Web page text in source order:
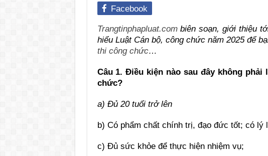
Facebook
Trangtinphapluat.combiên soạn, giới thiệu
hiểu Luật Cán bộ, công chức năm 2025 để
thi công chức…
Câu 1. Điều kiện nào sau đây không
chức?
a) Đủ 20 tuổi trở lên
b) Có phẩm chất chính trị, đạo đức tốt; có lý
c) Đủ sức khỏe để thực hiện nhiệm vụ;